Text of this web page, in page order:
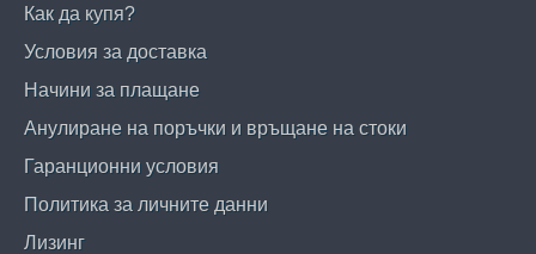
Как да купя?
Условия за доставка
Начини за плащане
Анулиране на поръчки и връщане на стоки
Гаранционни условия
Политика за личните данни
Лизинг